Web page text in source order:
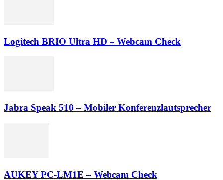
Logitech BRIO Ultra HD – Webcam Check
Jabra Speak 510 – Mobiler Konferenzlautsprecher
AUKEY PC-LM1E – Webcam Check